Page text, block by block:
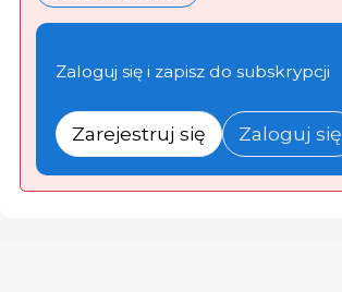
Zaloguj się i zapisz do subskrypcji
Zarejestruj się Zaloguj się